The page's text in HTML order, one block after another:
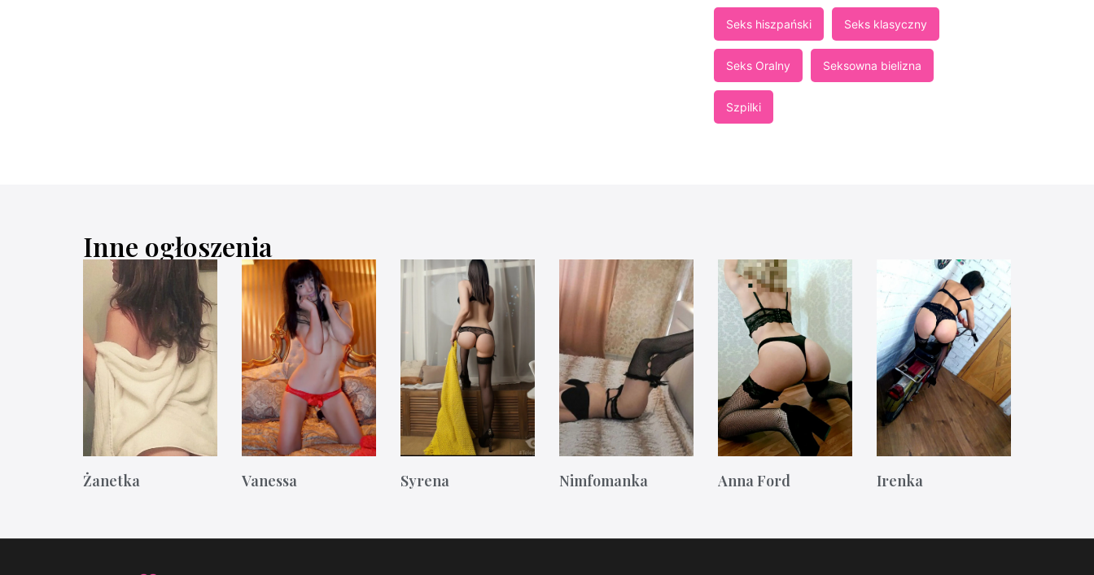
Seks hiszpański Seks klasyczny
Seks Oralny Seksowna bielizna
Szpilki
Inne ogłoszenia
Żanetka Vanessa Syrena Nimfomanka Anna Ford Irenka